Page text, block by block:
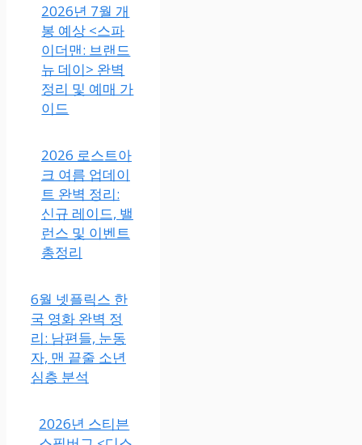
2026년 7월 개
봉 예상 <스파
이더맨: 브랜드
뉴 데이> 완벽
정리 및 예매 가
이드
2026 로스트아
크 여름 업데이
트 완벽 정리:
신규 레이드, 밸
런스 및 이벤트
총정리
6월 넷플릭스 한
국 영화 완벽 정
리: 남편들, 눈동
자, 맨 끝줄 소년
심층 분석
2026년 스티븐